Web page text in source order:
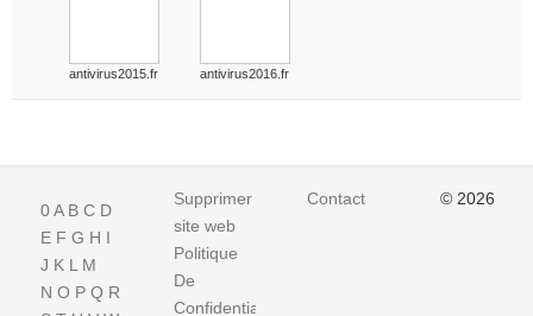
antivirus2015.fr antivirus2016.fr
0A B C D
E F G H I
J K L M
N O P Q R
Supprimer
site web
Politique
De
Confidentialite
Contact © 2026